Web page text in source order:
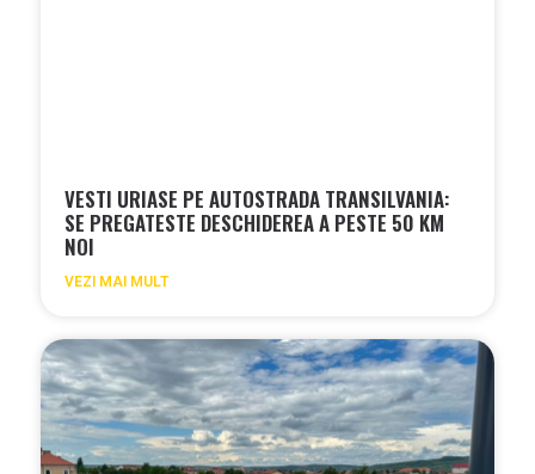
VESTI URIASE PE AUTOSTRADA TRANSILVANIA:
SE PREGATESTE DESCHIDEREA A PESTE 50 KM
NOI
VEZI MAI MULT